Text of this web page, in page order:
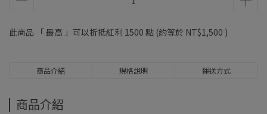
此商品 「 最高 」可以折抵紅利 1500 點 (約等於 NT$1,500 )
商品介紹 規格說明 運送方式
商品介紹